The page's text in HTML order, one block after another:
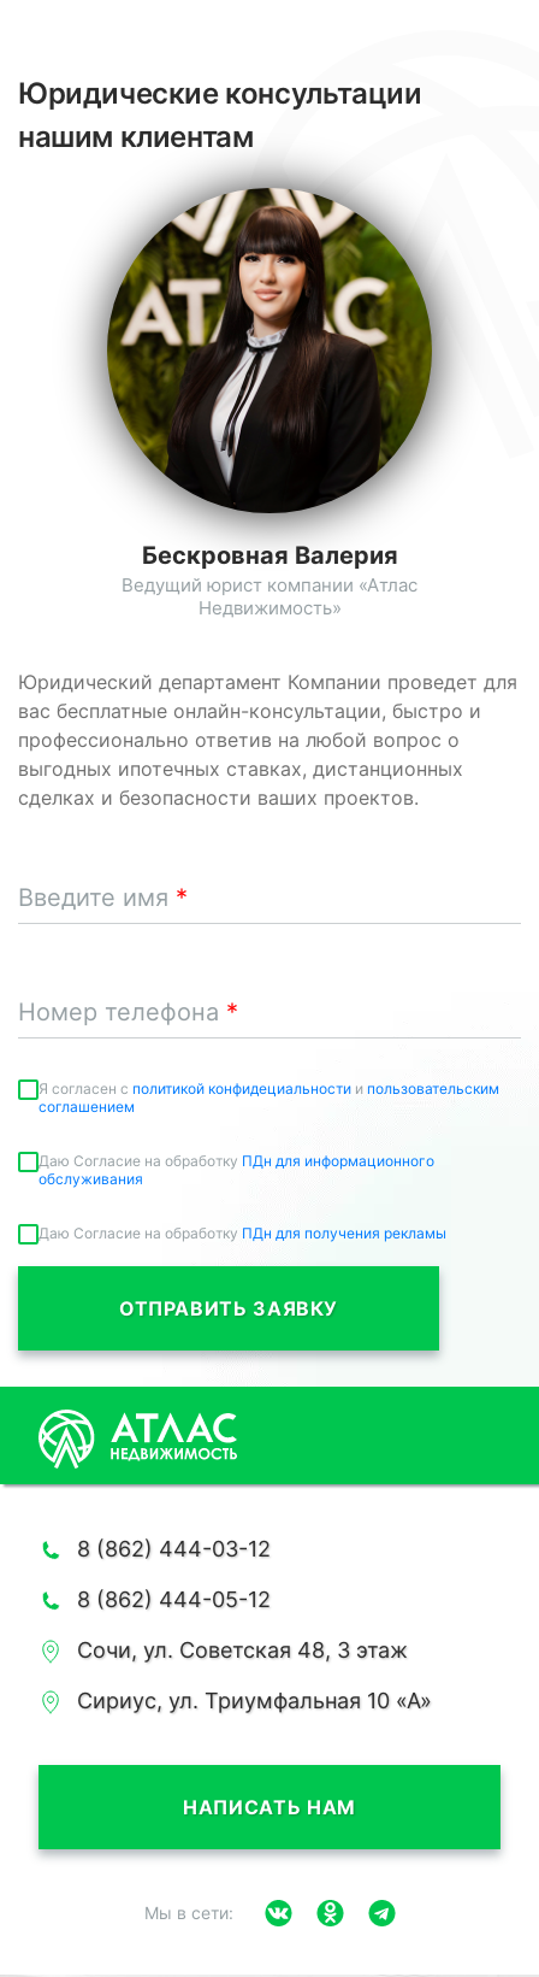
Юридические консультации
нашим клиентам
Юридический департамент Компании проведет для
вас бесплатные онлайн-консультации, быстро и
профессионально ответив на любой вопрос о
выгодных ипотечных ставках, дистанционных
сделках и безопасности ваших проектов.
Введите имя
Номер телефона
Я согласен c политикой конфидециальности и пользовательским
соглашением
Даю Согласие на обработку ПДн для информационного
обслуживания
Даю Согласие на обработку ПДн для получения рекламы
ОТПРАВИТЬ ЗАЯВКУ
Бескровная Валерия
Ведущий юрист компании «Атлас
Недвижимость»
8 (862) 444-03-12
8 (862) 444-05-12
Сочи, ул. Советская 48, 3 этаж
Сириус, ул. Триумфальная 10 «А»
НАПИСАТЬ НАМ
Мы в сети: